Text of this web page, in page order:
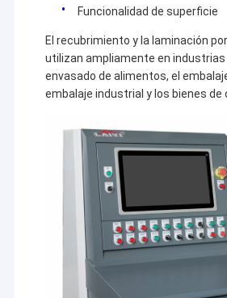
Funcionalidad de superficie
El recubrimiento y la laminación
utilizan ampliamente en industrias
envasado de alimentos, el
embalaje industrial y los bienes de